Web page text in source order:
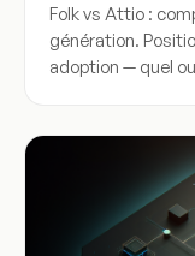
Folk vs Attio :
génération.
adoption — quel